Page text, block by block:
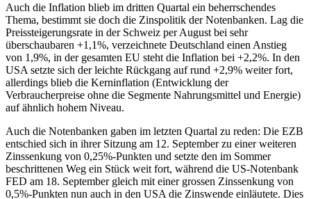
Auch die Inflation blieb im dritten Quartal ein beherrschendes
Thema, bestimmt sie doch die Zinspolitik der Notenbanken. Lag die
Preissteigerungsrate in der Schweiz per August bei sehr
überschaubaren +1,1%, verzeichnete Deutschland einen Anstieg
von 1,9%, in der gesamten EU steht die Inflation bei +2,2%. In den
USA setzte sich der leichte Rückgang auf rund +2,9% weiter fort,
allerdings blieb die Kerninflation (Entwicklung der
Verbraucherpreise ohne die Segmente Nahrungsmittel und Energie)
auf ähnlich hohem Niveau.
Auch die Notenbanken gaben im letzten Quartal zu reden: Die EZB
entschied sich in ihrer Sitzung am 12. September zu einer weiteren
Zinssenkung von 0,25%-Punkten und setzte den im Sommer
beschrittenen Weg ein Stück weit fort, während die US-Notenbank
FED am 18. September gleich mit einer grossen Zinssenkung von
0,5%-Punkten nun auch in den USA die Zinswende einläutete. Dies